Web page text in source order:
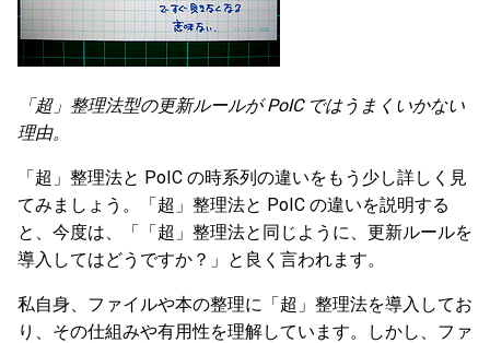
「超」整理法型の更新ルールが PoIC ではうまくいかない
理由。
「超」整理法と PoIC の時系列の違いをもう少し詳しく見
てみましょう。「超」整理法と PoIC の違いを説明する
と、今度は、「「超」整理法と同じように、更新ルールを
導入してはどうですか？」と良く言われます。
私自身、ファイルや本の整理に「超」整理法を導入してお
り、その仕組みや有用性を理解しています。しかし、ファ